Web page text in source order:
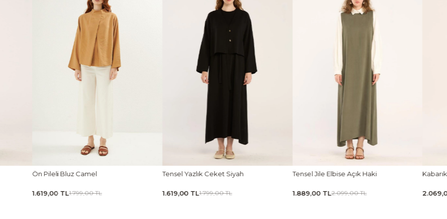
Tensel Yazlık Ceket Siyah
1.619,00 TL1.799,00 TL
Tensel Jile Elbise Açık Haki
1.889,00 TL2.099,00 TL
Kabarık Puf Etek Bordo
2.069,00 TL2.299,00 TL
Tensel